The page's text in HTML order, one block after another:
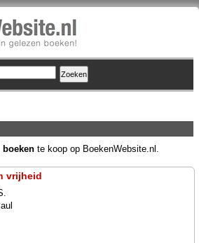
boeken te koop op BoekenWebsite.nl.
vrijheid